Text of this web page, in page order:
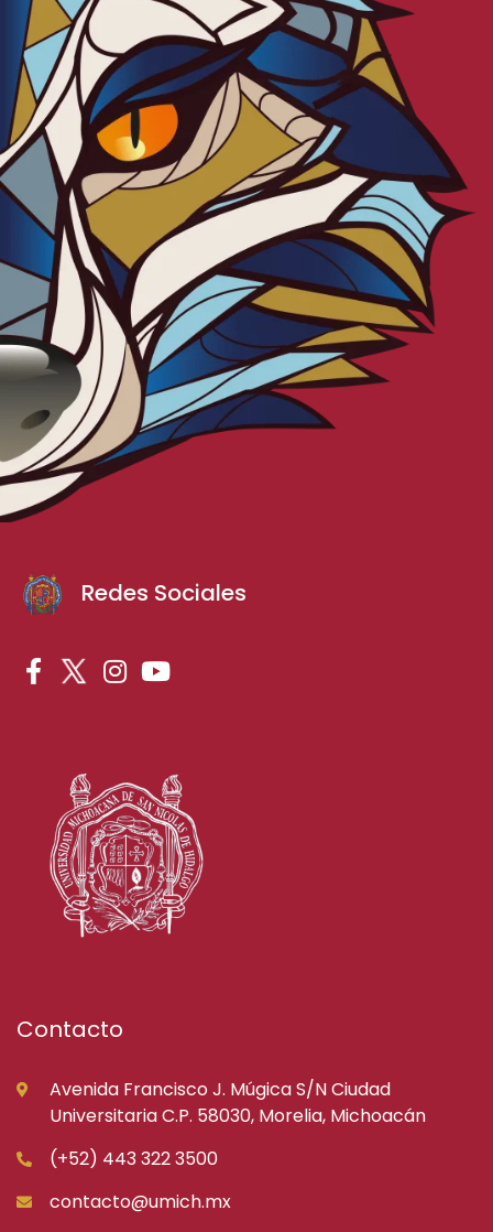
Redes Sociales
Contacto
Avenida Francisco J. Múgica S/N Ciudad
Universitaria C.P. 58030, Morelia, Michoacán
(+52) 443 322 3500
contacto@umich.mx